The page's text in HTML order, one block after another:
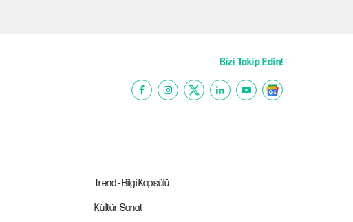
Bizi Takip Edin!
Trend - Bilgi Kapsülü
Kültür Sanat